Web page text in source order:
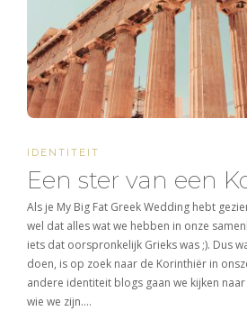
IDENTITEIT
Een ster van een
Als je My Big Fat Greek Wedding hebt
wel dat alles wat we hebben in onze
iets dat oorspronkelijk Grieks was ;). Dus
doen, is op zoek naar de Korinthiër in
andere identiteit blogs gaan we kijken
wie we zijn….